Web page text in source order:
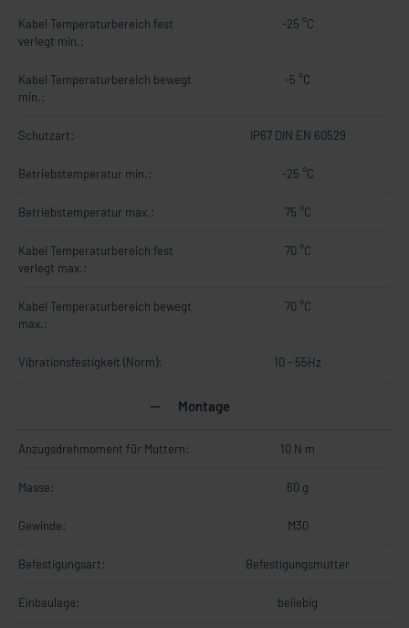
Kabel Temperaturbereich fest
verlegt min.:
-25 °C
Kabel Temperaturbereich bewegt
min.:
-5 °C
Schutzart: IP67 DIN EN 60529
Betriebstemperatur min.: -25 °C
Betriebstemperatur max.: 75 °C
Kabel Temperaturbereich fest
verlegt max.:
70 °C
Kabel Temperaturbereich bewegt
max.:
70 °C
Vibrationsfestigkeit (Norm): 10 - 55Hz
Montage
Anzugsdrehmoment für Muttern: 10 N m
Masse: 60 g
Gewinde: M30
Befestigungsart: Befestigungsmutter
Einbaulage: beliebig